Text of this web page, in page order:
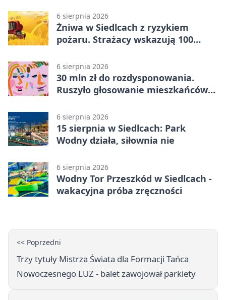
6 sierpnia 2026
Żniwa w Siedlcach z ryzykiem
pożaru. Strażacy wskazują 100
6 sierpnia 2026
30 mln zł do rozdysponowania.
Ruszyło głosowanie mieszkańców
6 sierpnia 2026
15 sierpnia w Siedlcach: Park
Wodny działa, siłownia nie
6 sierpnia 2026
Wodny Tor Przeszkód w Siedlcach -
wakacyjna próba zręczności
<< Poprzedni
Trzy tytuły Mistrza Świata dla Formacji Tańca
Nowoczesnego LUZ - balet zawojował parkiety